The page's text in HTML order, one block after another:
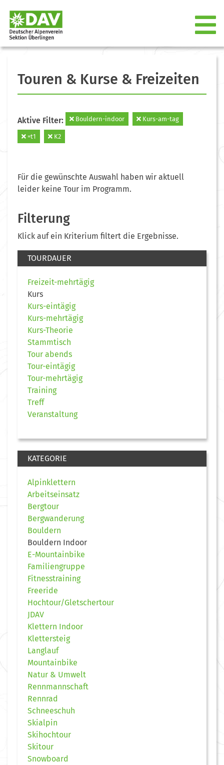
Touren & Kurse & Freizeiten
Aktive Filter: Bouldern-indoor Kurs-am-tag
=t1 K2
Für die gewünschte Auswahl haben wir aktuell
leider keine Tour im Programm.
Filterung
Klick auf ein Kriterium filtert die Ergebnisse.
TOURDAUER
Freizeit-mehrtägig
Kurs
Kurs-eintägig
Kurs-mehrtägig
Kurs-Theorie
Stammtisch
Tour abends
Tour-eintägig
Tour-mehrtägig
Training
Treff
Veranstaltung
KATEGORIE
Alpinklettern
Arbeitseinsatz
Bergtour
Bergwanderung
Bouldern
Bouldern Indoor
E-Mountainbike
Familiengruppe
Fitnesstraining
Freeride
Hochtour/Gletschertour
JDAV
Klettern Indoor
Klettersteig
Langlauf
Mountainbike
Natur & Umwelt
Rennmannschaft
Rennrad
Schneeschuh
Skialpin
Skihochtour
Skitour
Snowboard